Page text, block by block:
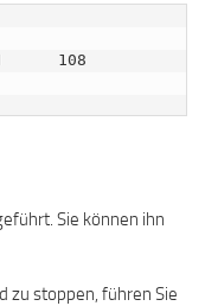
108
Sie können ihn
zu stoppen, führen Sie